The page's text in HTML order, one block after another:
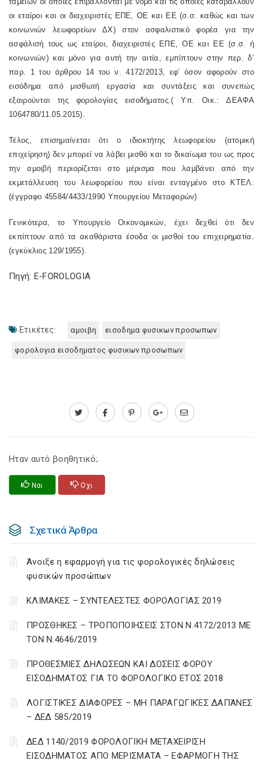
οι εταίροι και οι διαχειριστές ΕΠΕ, ΟΕ και ΕΕ (σ.σ. καθώς και των
κοινωνιών λεωφορείων ΔΧ) στον ασφαλιστικό φορέα για την
ασφάλισή τους ως εταίροι, διαχειριστές ΕΠΕ, ΟΕ και ΕΕ (σ.σ. ή
κοινωνιών) και μόνο για αυτή την αιτία, εμπίπτουν στην περ. δ’
παρ. 1 του άρθρου 14 του ν. 4172/2013, εφ’ όσον αφορούν στο
εισόδημα από μισθωτή εργασία και συντάξεις και συνεπώς
εξαιρούνται της φορολογίας εισοδήματος.( Υπ. Οικ.: ΔΕΑΦΑ
1064780/11.05.2015).
Τέλος, επισημαίνεται ότι ο ιδιοκτήτης λεωφορείου (ατομική
επιχείρηση) δεν μπορεί να λάβει μισθό και το δικαίωμα του ως προς
την αμοιβή περιορίζεται στο μέρισμα που λαμβάνει από την
εκμετάλλευση του λεωφορείου που είναι ενταγμένο στο ΚΤΕΛ.
(έγγραφο 45584/4433/1990 Υπουργείου Μεταφορών)
Γενικότερα, το Υπουργείο Οικονομικών, έχει δεχθεί ότι δεν
εκπίπτουν από τα ακαθάριστα έσοδα οι μισθοί του επιχειρηματία.
(εγκύκλιος 129/1955).
Πηγή: E-FOROLOGIA
Ετικέτες: αμοιβη εισοδημα φυσικων προσωπων
φορολογια εισοδηματος φυσικων προσωπων
Ηταν αυτό βοηθητικό;
Ναι Οχι
Σχετικά Άρθρα
Άνοιξε η εφαρμογή για τις φορολογικές δηλώσεις
φυσικών προσώπων
ΚΛΙΜΑΚΕΣ – ΣΥΝΤΕΛΕΣΤΕΣ ΦΟΡΟΛΟΓΙΑΣ 2019
ΠΡΟΣΘΗΚΕΣ – ΤΡΟΠΟΠΟΙΗΣΕΙΣ ΣΤΟΝ Ν.4172/2013 ΜΕ
ΤΟΝ Ν.4646/2019
ΠΡΟΘΕΣΜΙΕΣ ΔΗΛΩΣΕΩΝ ΚΑΙ ΔΟΣΕΙΣ ΦΟΡΟΥ
ΕΙΣΟΔΗΜΑΤΟΣ ΓΙΑ ΤΟ ΦΟΡΟΛΟΓΙΚΟ ΕΤΟΣ 2018
ΛΟΓΙΣΤΙΚΈΣ ΔΙΑΦΟΡΈΣ – ΜΗ ΠΑΡΑΓΩΓΙΚΈΣ ΔΑΠΆΝΕΣ
– ΔΕΔ 585/2019
ΔΕΔ 1140/2019 ΦΟΡΟΛΟΓΙΚΗ ΜΕΤΑΧΕΙΡΙΣΗ
ΕΙΣΟΔΗΜΑΤΟΣ ΑΠΟ ΜΕΡΙΣΜΑΤΑ – ΕΦΑΡΜΟΓΗ ΤΗΣ